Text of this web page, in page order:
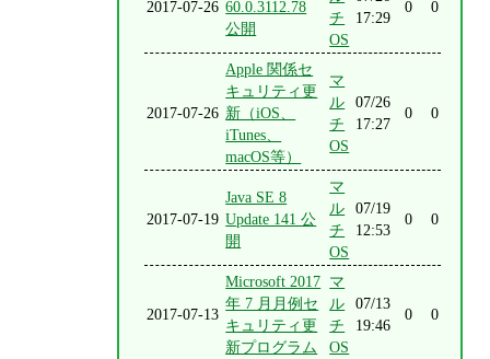
2017-07-26 60.0.3112.78
公開
チ
OS
17:29
0 0
2017-07-26
Apple 関係セ
キュリティ更
新（iOS、
iTunes、
macOS等）
マ
ル
チ
OS
07/26
17:27
0 0
2017-07-19
Java SE 8
Update 141 公
開
マ
ル
チ
OS
07/19
12:53
0 0
2017-07-13
Microsoft 2017
年 7 月月例セ
キュリティ更
新プログラム
マ
ル
チ
OS
07/13
19:46
0 0